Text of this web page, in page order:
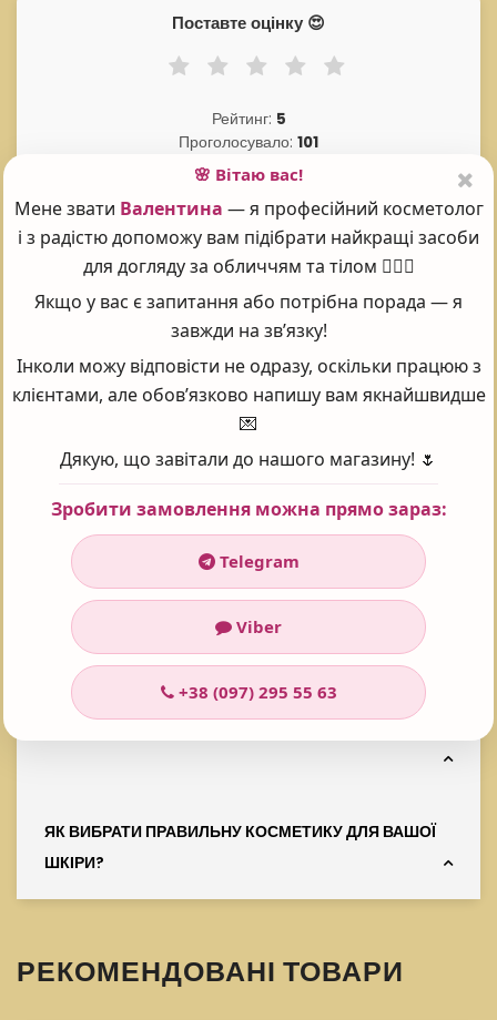
Поставте оцінку 😍
Рейтинг: 5
Проголосувало: 101
Часті запитання - FAQ
CLARIFYING SALICYLIC TONIC АКТИВНИЙ
САЛІЦИЛОВИЙ ТОНІК ДЛЯ ЖИРНОЇ ШКІРИ ЯКА
CLARIFYING SALICYLIC TONIC Активний
саліциловий тонік для жирної шкірикоштує
2772 ₴
ЧОМУ ВАРТО ЗАМОВИТИ САМЕ В PROF КОСМЕТИКА
ДЛЯ КОСМЕТИКИ?
ЧИ МОЖНА ЗАМОВИТИ НАЛОЖЕНИМ ПЛАТЕЖЕМ?
ЯК ВИБРАТИ ПРАВИЛЬНУ КОСМЕТИКУ ДЛЯ ВАШОЇ
ШКІРИ?
РЕКОМЕНДОВАНІ ТОВАРИ
🌸 Вітаю вас!
Мене звати Валентина — я професійний косметолог
і з радістю допоможу вам підібрати найкращі засоби
для догляду за обличчям та тілом 💆‍♀️✨
Якщо у вас є запитання або потрібна порада — я
завжди на зв’язку!
Інколи можу відповісти не одразу, оскільки працюю з
клієнтами, але обов’язково напишу вам якнайшвидше
💌
Дякую, що завітали до нашого магазину! 🌷
Зробити замовлення можна прямо зараз:
Telegram
Viber
+38 (097) 295 55 63